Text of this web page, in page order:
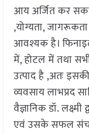
आय अर्जित कर
,योग्यता,
आवश्यक है।
में, होटल में तथा
उत्पाद है ,अतः
व्यवसाय लाभप्रद
वैज्ञानिक डॉ.
एवं उसके सफल